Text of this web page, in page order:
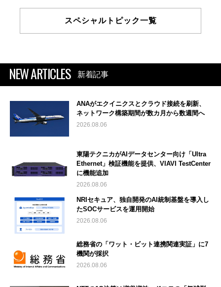
スペシャルトピック一覧
NEW ARTICLES 新着記事
ANAがエクイニクスとクラウド接続を刷新、
ネットワーク構築期間が数カ月から数週間へ
2026.08.06
東陽テクニカがAIデータセンター向け「Ultra
Ethernet」検証機能を提供、VIAVI TestCenter
に機能追加
2026.08.06
NRIセキュア、独自開発のAI統制基盤を導入し
たSOCサービスを運用開始
2026.08.06
総務省の「ワット・ビット連携関連実証」に7
機関が採択
2026.08.06